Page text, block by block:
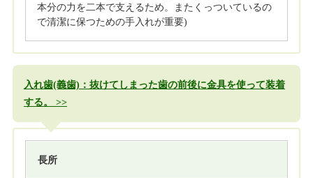
本分の力を二本で支えるため。またくっついているの
で清潔に保つための手入れが重要)
入れ歯(義歯)：抜けてしまった歯の前後に金具を使って装着
する。
長所